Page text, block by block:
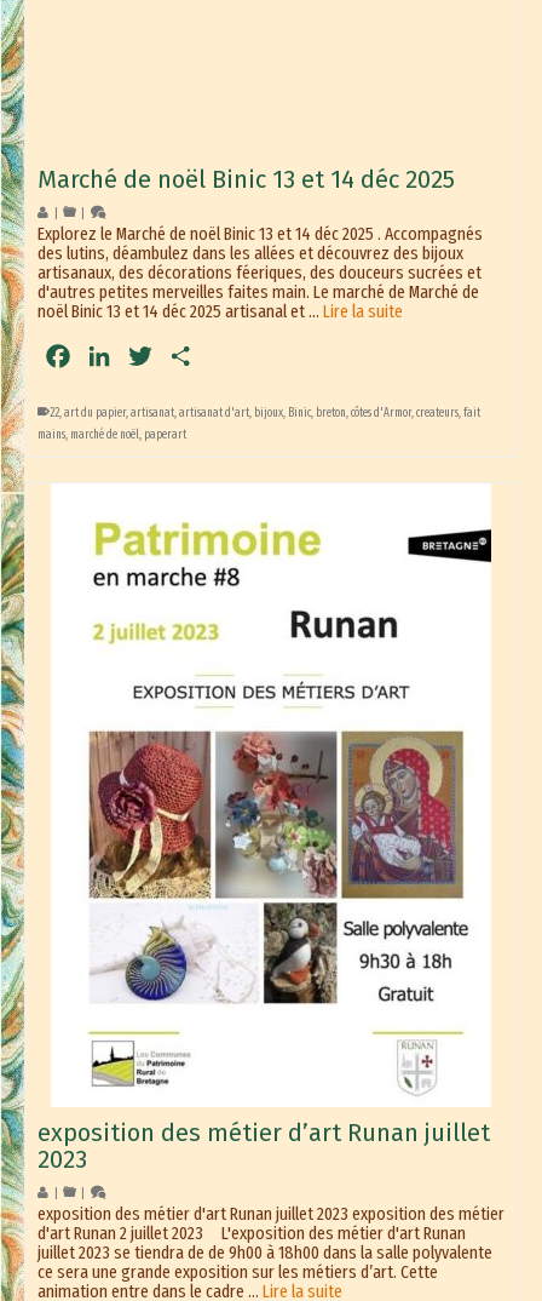
Marché de noël Binic 13 et 14 déc 2025
Explorez le Marché de noël Binic 13 et 14 déc 2025 . Accompagnés
des lutins, déambulez dans les allées et découvrez des bijoux
artisanaux, des décorations féeriques, des douceurs sucrées et
d'autres petites merveilles faites main. Le marché de Marché de
noël Binic 13 et 14 déc 2025 artisanal et … Lire la suite
FacebookLinkedInTwitter
22,art du papier,artisanat,artisanat d'art, bijoux, Binic, breton,côtes d'Armor,createurs,fait
mains, marché de noël, paperart
exposition des métier d’art Runan juillet
2023
exposition des métier d'art Runan juillet 2023 exposition des métier
d'art Runan 2 juillet 2023 L'exposition des métier d'art Runan
juillet 2023 se tiendra de de 9h00 à 18h00 dans la salle polyvalente
ce sera une grande exposition sur les métiers d’art. Cette
animation entre dans le cadre … Lire la suite